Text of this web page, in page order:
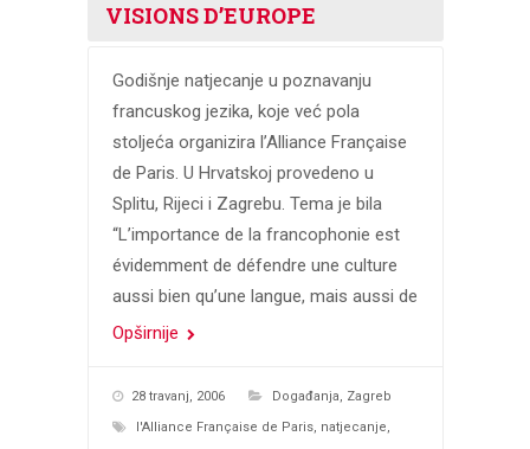
VISIONS D’EUROPE
Godišnje natjecanje u poznavanju
francuskog jezika, koje već pola
stoljeća organizira l’Alliance Française
de Paris. U Hrvatskoj provedeno u
Splitu, Rijeci i Zagrebu. Tema je bila
“L’importance de la francophonie est
évidemment de défendre une culture
aussi bien qu’une langue, mais aussi de
Opširnije
28 travanj, 2006 Događanja, Zagreb
l'Alliance Française de Paris, natjecanje,